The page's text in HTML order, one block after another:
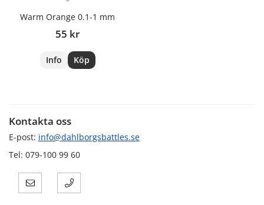
Warm Orange 0.1-1 mm
55 kr
Info Köp
Kontakta oss
E-post: info@dahlborgsbattles.se
Tel: 079-100 99 60